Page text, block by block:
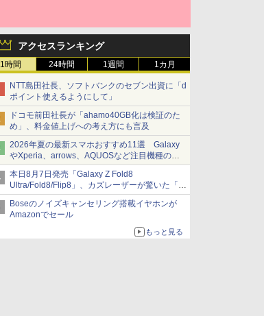
アクセスランキング
1時間 24時間 1週間 1カ月
NTT島田社長、ソフトバンクのセブン出資に「d
ポイント使えるようにして」
ドコモ前田社長が「ahamo40GB化は検証のた
め」、料金値上げへの考え方にも言及
2026年夏の最新スマホおすすめ11選 Galaxy
やXperia、arrows、AQUOSなど注目機種の特
徴は
本日8月7日発売「Galaxy Z Fold8
Ultra/Fold8/Flip8」、カズレーザーが驚いた「そ
ば屋のメニュー並みの薄さ」
Boseのノイズキャンセリング搭載イヤホンが
Amazonでセール
もっと見る